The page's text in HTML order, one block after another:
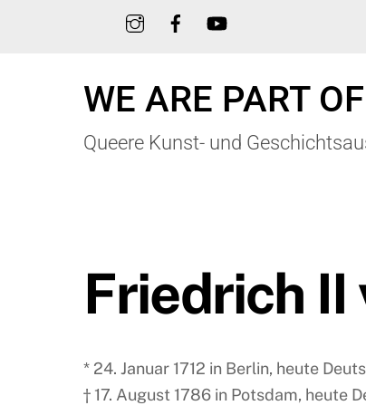
WE ARE PART
Queere Kunst- und
Friedrich II
* 24. Januar 1712 in Berlin, heute
† 17. August 1786 in Potsdam, heute